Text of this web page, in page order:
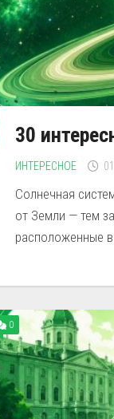
30
ИНТЕРЕСНОЕ
Солнечная
от Земли — тем
расположенные
0